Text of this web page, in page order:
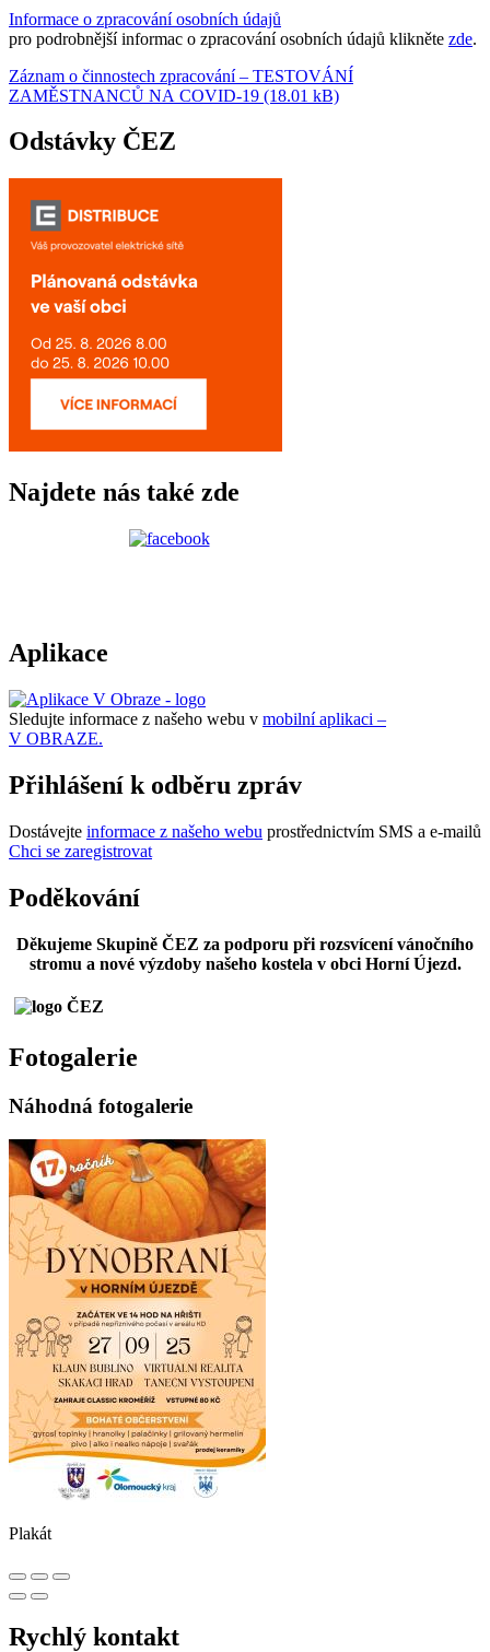
Informace o zpracování osobních údajů
pro podrobnější informac o zpracování osobních údajů klikněte zde.
Záznam o činnostech zpracování – TESTOVÁNÍ
ZAMĚSTNANCŮ NA COVID-19 (18.01 kB)
Odstávky ČEZ
Najdete nás také zde
Aplikace
Sledujte informace z našeho webu v mobilní aplikaci –
V OBRAZE.
Přihlášení k odběru zpráv
Dostávejte informace z našeho webu prostřednictvím SMS a e-mailů
Chci se zaregistrovat
Poděkování
Děkujeme Skupině ČEZ za podporu při rozsvícení vánočního
stromu a nové výzdoby našeho kostela v obci Horní Újezd.
Fotogalerie
Náhodná fotogalerie
Plakát
Rychlý kontakt